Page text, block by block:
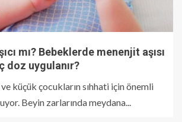
mı? Bebeklerde menenjit aşısı
doz uygulanır?
küçük çocukların sıhhati için önemli
Beyin zarlarında meydana...